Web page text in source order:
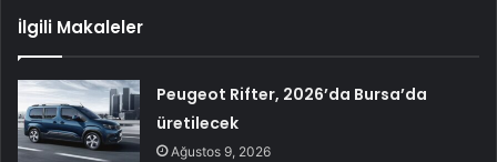
İlgili Makaleler
Peugeot Rifter, 2026’da Bursa’da
üretilecek
Ağustos 9, 2026